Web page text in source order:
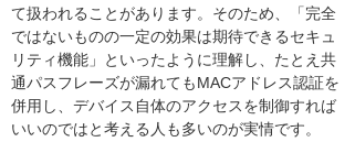
て扱われることがあります。そのため、「完全
ではないものの一定の効果は期待できるセキュ
リティ機能」といったように理解し、たとえ共
通パスフレーズが漏れてもMACアドレス認証を
併用し、デバイス自体のアクセスを制御すれば
いいのではと考える人も多いのが実情です。